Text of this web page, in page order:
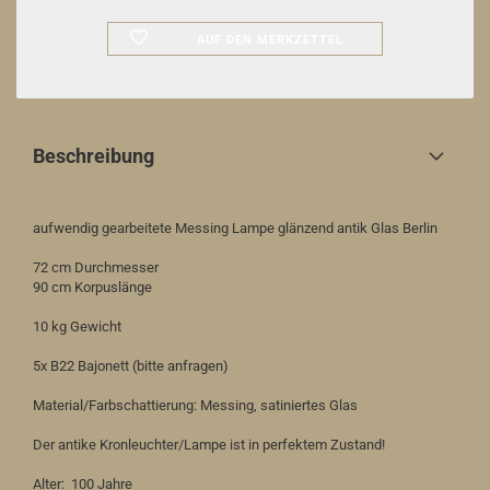
Beschreibung
aufwendig gearbeitete Messing Lampe glänzend antik Glas Berlin
72 cm Durchmesser
90 cm Korpuslänge
10 kg Gewicht
5x B22 Bajonett (bitte anfragen)
Material/Farbschattierung: Messing, satiniertes Glas
Der antike Kronleuchter/Lampe ist in perfektem Zustand!
Alter: 100 Jahre